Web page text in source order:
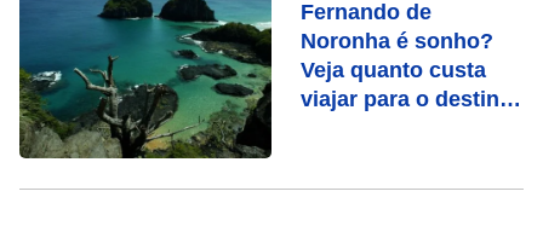
Fernando de
Noronha é sonho?
Veja quanto custa
viajar para o destino